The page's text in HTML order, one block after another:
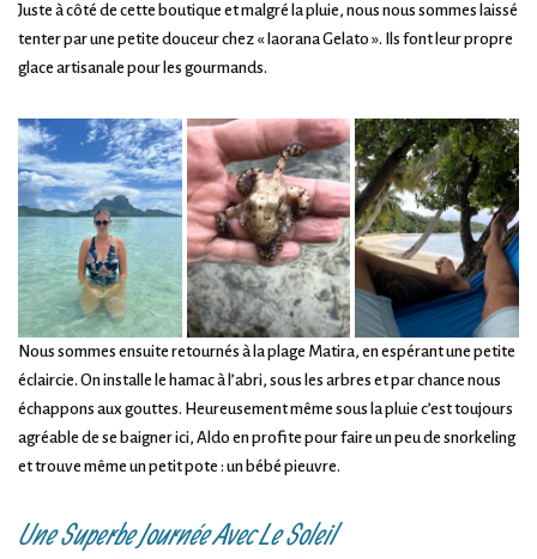
Juste à côté de cette boutique et malgré la pluie, nous nous sommes laissé
tenter par une petite douceur chez « Iaorana Gelato ». Ils font leur propre
glace artisanale pour les gourmands.
Nous sommes ensuite retournés à la plage Matira, en espérant une petite
éclaircie. On installe le hamac à l’abri, sous les arbres et par chance nous
échappons aux gouttes. Heureusement même sous la pluie c’est toujours
agréable de se baigner ici, Aldo en profite pour faire un peu de snorkeling
et trouve même un petit pote : un bébé pieuvre.
Une Superbe Journée Avec Le Soleil